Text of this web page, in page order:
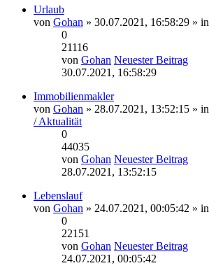
Urlaub
von Gohan » 30.07.2021, 16:58:29 » in
0
21116
von Gohan Neuester Beitrag
30.07.2021, 16:58:29
Immobilienmakler
von Gohan » 28.07.2021, 13:52:15 » in
/ Aktualität
0
44035
von Gohan Neuester Beitrag
28.07.2021, 13:52:15
Lebenslauf
von Gohan » 24.07.2021, 00:05:42 » in
0
22151
von Gohan Neuester Beitrag
24.07.2021, 00:05:42